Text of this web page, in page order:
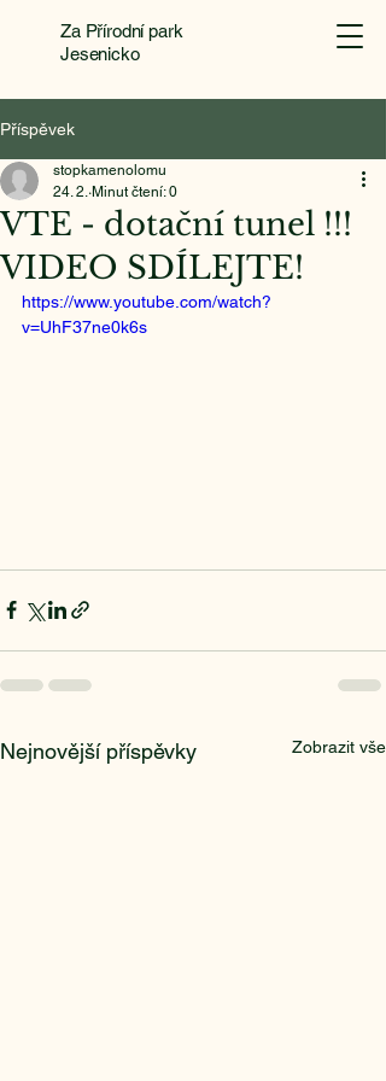
Za Přírodní park
Jesenicko
Příspěvek
VTE - dotační tunel !!!
VIDEO SDÍLEJTE!
stopkamenolomu
24. 2. Minut čtení: 0
https://www.youtube.com/watch?
v=UhF37ne0k6s
Nejnovější příspěvky Zobrazit vše